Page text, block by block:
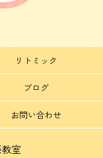
リトミック
ブログ
お問い合わせ
室